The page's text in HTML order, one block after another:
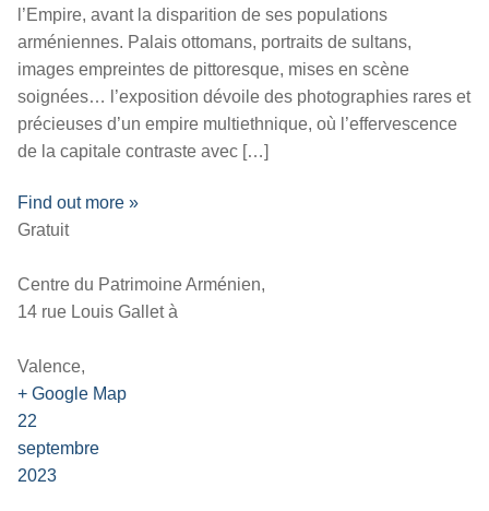
l’Empire, avant la disparition de ses populations
arméniennes. Palais ottomans, portraits de sultans,
images empreintes de pittoresque, mises en scène
soignées… l’exposition dévoile des photographies rares et
précieuses d’un empire multiethnique, où l’effervescence
de la capitale contraste avec […]
Find out more »
Gratuit
Centre du Patrimoine Arménien,
14 rue Louis Gallet à
Valence,
+ Google Map
22
septembre
2023